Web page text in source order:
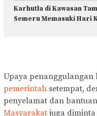
Karhutla di Kawasan
Semeru Memasuki Hari
Upaya
pemerintah setempat,
penyelamat dan
Masyarakat juga